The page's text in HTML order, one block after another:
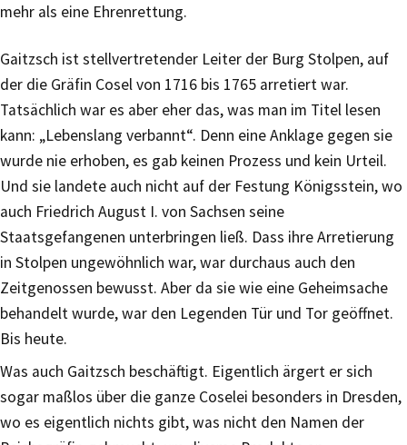
mehr als eine Ehrenrettung.
Gaitzsch ist stellvertretender Leiter der Burg Stolpen, auf
der die Gräfin Cosel von 1716 bis 1765 arretiert war.
Tatsächlich war es aber eher das, was man im Titel lesen
kann: „Lebenslang verbannt“. Denn eine Anklage gegen sie
wurde nie erhoben, es gab keinen Prozess und kein Urteil.
Und sie landete auch nicht auf der Festung Königsstein, wo
auch Friedrich August I. von Sachsen seine
Staatsgefangenen unterbringen ließ. Dass ihre Arretierung
in Stolpen ungewöhnlich war, war durchaus auch den
Zeitgenossen bewusst. Aber da sie wie eine Geheimsache
behandelt wurde, war den Legenden Tür und Tor geöffnet.
Bis heute.
Was auch Gaitzsch beschäftigt. Eigentlich ärgert er sich
sogar maßlos über die ganze Coselei besonders in Dresden,
wo es eigentlich nichts gibt, was nicht den Namen der